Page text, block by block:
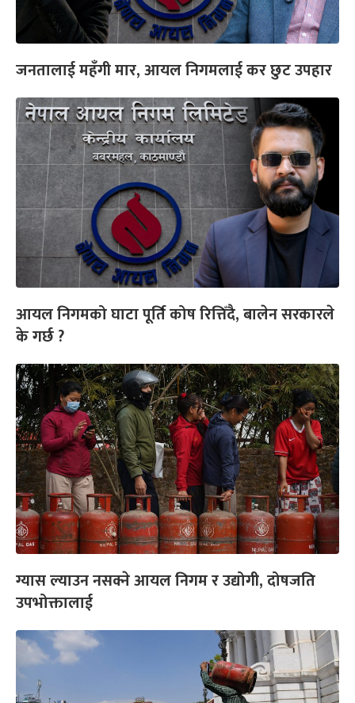
जनतालाई महँगी मार, आयल निगमलाई कर छुट उपहार
आयल निगमको घाटा पूर्ति कोष रित्तिँदै, बालेन सरकारले
के गर्छ ?
ग्यास ल्याउन नसक्ने आयल निगम र उद्योगी, दोषजति
उपभोक्तालाई